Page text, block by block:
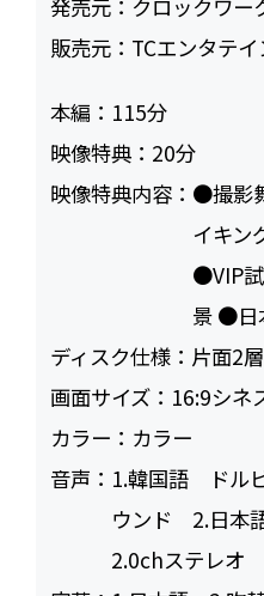
発売元： クロックワー
販売元： TCエンタテイ
本編： 115
映像特典： 20
映像特典内容： ●撮影
イキン
●VIP
景 ●日
ディスク仕様： 片面2層
画面サイズ： 16:9シネ
カラー： カラー
音声： 1.韓国語 ドル
ウンド 2.日本
2.0chステレオ